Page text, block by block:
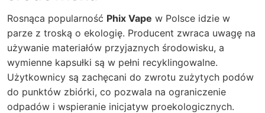
Rosnąca popularność Phix Vape w Polsce idzie w
parze z troską o ekologię. Producent zwraca uwagę na
używanie materiałów przyjaznych środowisku, a
wymienne kapsułki są w pełni recyklingowalne.
Użytkownicy są zachęcani do zwrotu zużytych podów
do punktów zbiórki, co pozwala na ograniczenie
odpadów i wspieranie inicjatyw proekologicznych.